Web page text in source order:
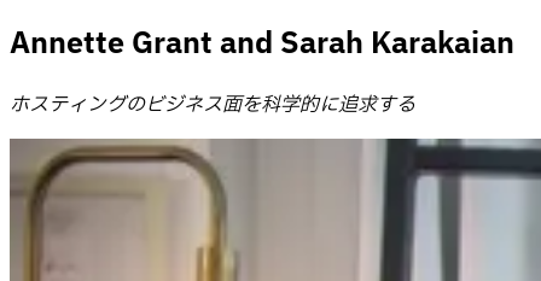
Annette Grant and Sarah Karakaian
ホスティングのビジネス面を科学的に追求する